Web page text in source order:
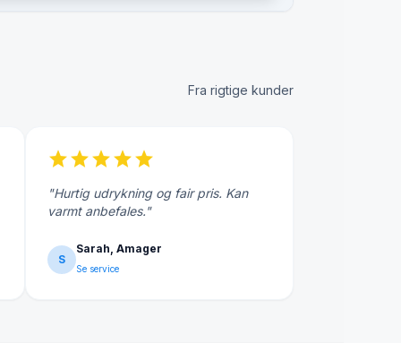
Fra rigtige kunder
starstarstarstarstar
"Hurtig udrykning og fair pris. Kan
varmt anbefales."
S
Sarah, Amager
Se service